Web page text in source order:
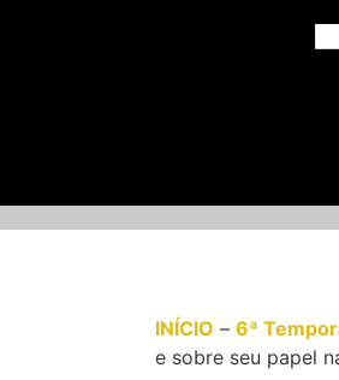
INÍCIO – 6ª
e sobre seu papel